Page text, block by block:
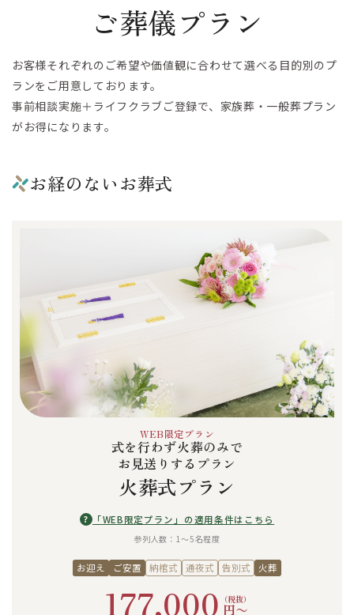
ご葬儀プラン
お客様それぞれのご希望や価値観に合わせて選べる目的別のプ
ランをご用意しております。
事前相談実施＋ライフクラブご登録で、家族葬・一般葬プラン
がお得になります。
お経のないお葬式
WEB限定プラン
式を行わず火葬のみで
お見送りするプラン
火葬式プラン
? 「WEB限定プラン」の適用条件はこちら
参列人数：1〜5名程度
お迎え ご安置 納棺式 通夜式 告別式 火葬
177,000 （税抜）
円〜